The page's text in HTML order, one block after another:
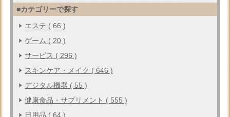
■カテゴリーで探す
エステ ( 66 )
ゲーム ( 20 )
サービス ( 296 )
スキンケア・メイク ( 646 )
デジタル機器 ( 55 )
健康食品・サプリメント ( 555 )
日用品 ( 64 )